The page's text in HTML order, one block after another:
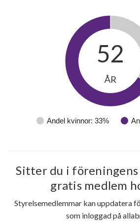
Andel kvinnor: 33%
52
ÅR
Sitter du i föreningens
gratis medlem
Styrelsemedlemmar kan uppdatera
som inloggad på